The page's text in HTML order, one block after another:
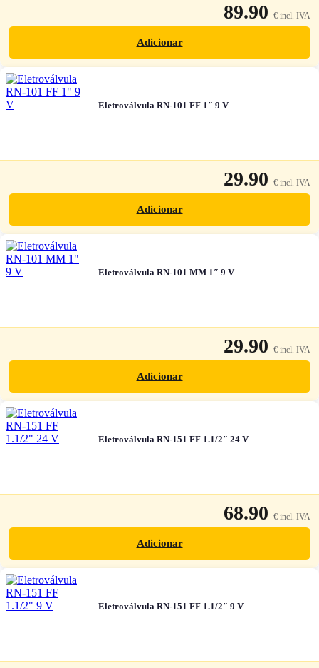
89.90
Adicionar
Eletroválvula RN-101 FF 1″ 9 V
29.90
Adicionar
Eletroválvula RN-101 MM 1″ 9 V
29.90
Adicionar
Eletroválvula RN-151 FF 1.1/2″ 24 V
68.90
Adicionar
Eletroválvula RN-151 FF 1.1/2″ 9 V